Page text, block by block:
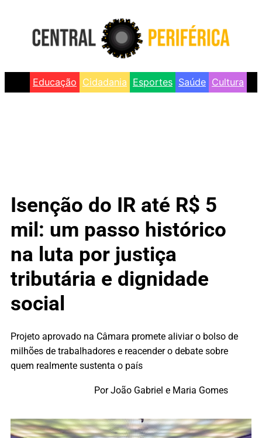
Educação Cidadania Esportes Saúde Cultura
Isenção do IR até R$ 5
mil: um passo histórico
na luta por justiça
tributária e dignidade
social
Projeto aprovado na Câmara promete aliviar o bolso de
milhões de trabalhadores e reacender o debate sobre
quem realmente sustenta o país
Por João Gabriel e Maria Gomes